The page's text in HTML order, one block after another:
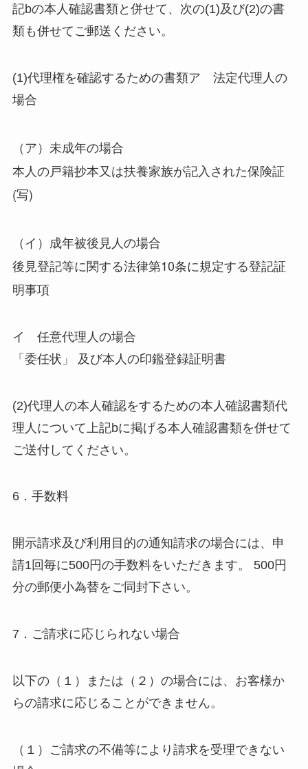
記bの本人確認書類と併せて、次の(1)及び(2)の書
類も併せてご郵送ください。
(1)代理権を確認するための書類ア 法定代理人の
場合
（ア）未成年の場合
本人の戸籍抄本又は扶養家族が記入された保険証
(写)
（イ）成年被後見人の場合
後見登記等に関する法律第10条に規定する登記証
明事項
イ 任意代理人の場合
「委任状」 及び本人の印鑑登録証明書
(2)代理人の本人確認をするための本人確認書類代
理人について上記bに掲げる本人確認書類を併せて
ご送付してください。
6．手数料
開示請求及び利用目的の通知請求の場合には、申
請1回毎に500円の手数料をいただきます。 500円
分の郵便小為替をご同封下さい。
7．ご請求に応じられない場合
以下の（１）または（２）の場合には、お客様か
らの請求に応じることができません。
（１）ご請求の不備等により請求を受理できない